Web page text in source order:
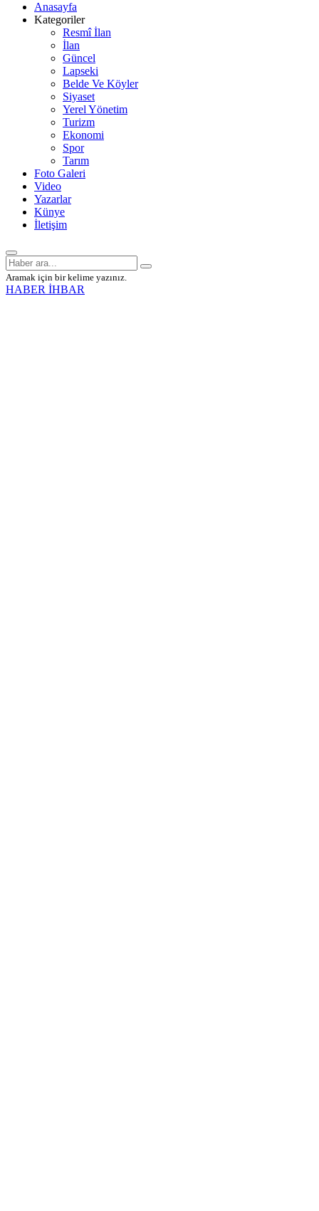
Anasayfa
Kategoriler
Resmî İlan
İlan
Güncel
Lapseki
Belde Ve Köyler
Siyaset
Yerel Yönetim
Turizm
Ekonomi
Spor
Tarım
Foto Galeri
Video
Yazarlar
Künye
İletişim
Aramak için bir kelime yazınız.
HABER İHBAR